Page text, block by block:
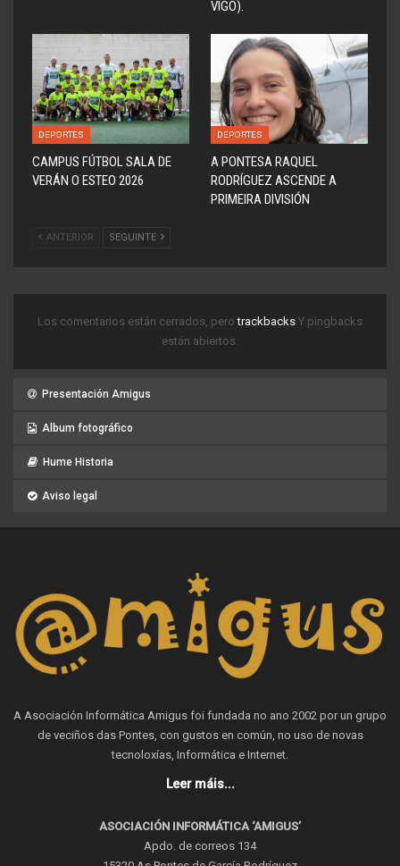
VIGO).
DEPORTES
CAMPUS FÚTBOL SALA DE
VERÁN O ESTEO 2026
DEPORTES
A PONTESA RAQUEL
RODRÍGUEZ ASCENDE A
PRIMEIRA DIVISIÓN
ANTERIOR SEGUINTE
Los comentarios están cerrados, perotrackbacks Y pingbacks
están abiertos.
Presentación Amigus
Album fotográfico
Hume Historia
Aviso legal
A Asociación Informática Amigus foi fundada no ano 2002 por un grupo
de veciños das Pontes, con gustos en común, no uso de novas
tecnoloxías, Informática e Internet.
Leer máis...
ASOCIACIÓN INFORMÁTICA ‘AMIGUS’
Apdo. de correos 134